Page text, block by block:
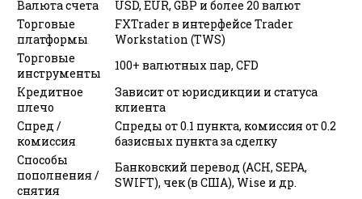
Валюта счета
USD, EUR, GBP и более 20 валют
Торговые
платформы
FXTrader в интерфейсе Trader
Workstation (TWS)
Торговые
инструменты
100+ валютных пар, CFD
Кредитное
плечо
Зависит от юрисдикции и статуса
клиента
Спред /
комиссия
Спреды от 0.1 пункта, комиссия от 0.2
базисных пункта за сделку
Способы
пополнения /
снятия
Банковский перевод (ACH, SEPA,
SWIFT), чек (в США), Wise и др.